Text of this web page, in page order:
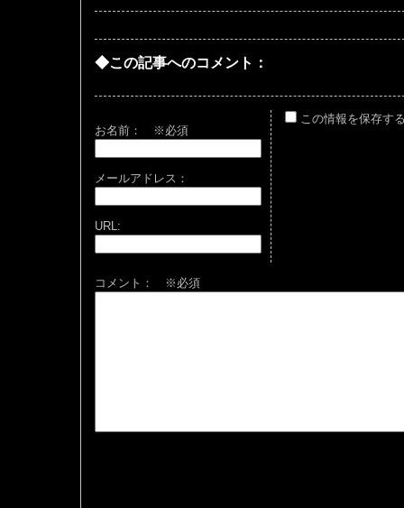
◆この記事へのコメント：
お名前： ※必須
メールアドレス：
URL:
この情報を保存す
コメント： ※必須